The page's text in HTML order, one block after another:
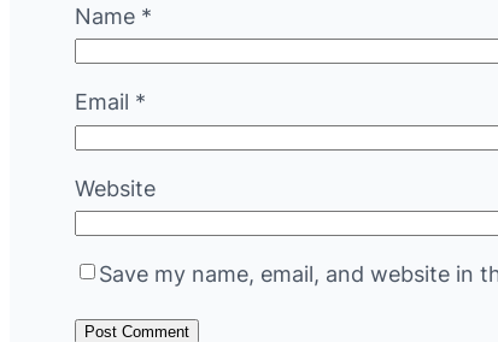
Name *
Email *
Website
Save my name, email, and website in